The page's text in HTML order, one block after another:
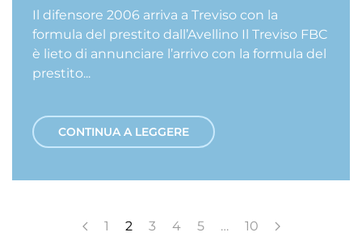
Il difensore 2006 arriva a Treviso con la
formula del prestito dall’Avellino Il Treviso FBC
è lieto di annunciare l’arrivo con la formula del
prestito...
CONTINUA A LEGGERE
1 2 3 4 5 … 10